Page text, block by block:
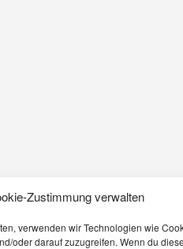
Zustimmung verwalten
verwenden wir Technologien wie
oder darauf zuzugreifen. Wenn du